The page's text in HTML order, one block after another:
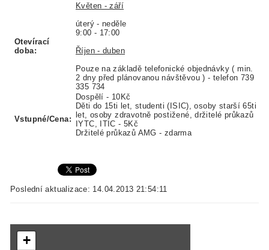
Otevírací
doba:
Květen - září
úterý - neděle
9:00 - 17:00
Říjen - duben
Pouze na základě telefonické objednávky ( min.
2 dny před plánovanou návštěvou ) - telefon 739
335 734
Vstupné/Cena:
Dospělí - 10Kč
Děti do 15ti let, studenti (ISIC), osoby starší 65ti
let, osoby zdravotně postižené, držitelé průkazů
IYTC, ITIC - 5Kč
Držitelé průkazů AMG - zdarma
Poslední aktualizace: 14.04.2013 21:54:11
+